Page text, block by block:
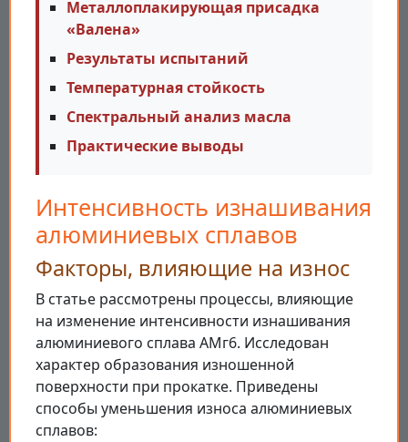
Металлоплакирующая присадка
«Валена»
Результаты испытаний
Температурная стойкость
Спектральный анализ масла
Практические выводы
Интенсивность изнашивания
алюминиевых сплавов
Факторы, влияющие на износ
В статье рассмотрены процессы, влияющие
на изменение интенсивности изнашивания
алюминиевого сплава АМг6. Исследован
характер образования изношенной
поверхности при прокатке. Приведены
способы уменьшения износа алюминиевых
сплавов: